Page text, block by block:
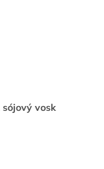
vosk